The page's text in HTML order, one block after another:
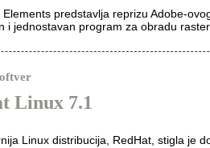
Elements predstavlja reprizu Adobe-
i jednostavan program za obradu
Linux 7.1
Linux distribucija, RedHat, stigla je